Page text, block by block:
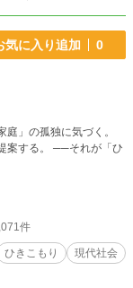
気に入り追加 0
」の孤独に気づく。
案する。 ──それが「ひ
件
ひきこもり
現代社会